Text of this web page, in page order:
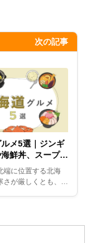
次の記事
メ5選｜ジンギ
鮮丼、スープカ
名物をご紹介
端に位置する北海
さが厳しくとも、魚
、独自の食文化...